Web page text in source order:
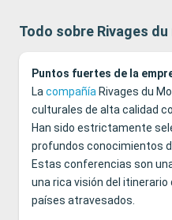
Todo sobre Rivages du
Puntos fuertes de la
Lacompañía Rivages du
culturales de alta calidad
Han sido estrictamente
profundos conocimientos
Estas conferencias son
una rica visión del itinerario
países atravesados.